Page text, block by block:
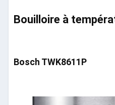
Bouilloire à
Bosch TWK8611P